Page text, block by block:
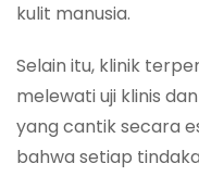
kulit manusia.
Selain itu, klinik
melewati uji klinis
yang cantik secara
bahwa setiap